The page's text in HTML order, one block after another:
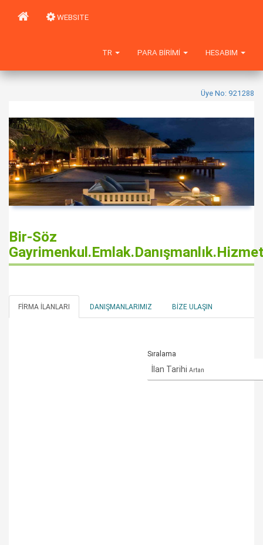
WEBSITE
HESABIM
PARA BIRIMI
TR
Üye No: 921288
Bir-Söz
FIRMA İLANLARI DANIŞMANLARIMIZ BIZE ULAŞIN
Sıralama
İlan Tarihi Artan